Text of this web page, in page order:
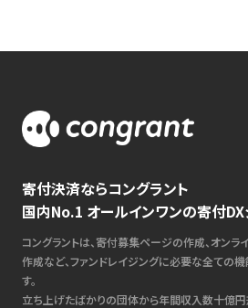
寄付決済ならコングラント
国内No.1 オールインワンの寄付DX
コングラントは、寄付募集ページの作成、オンラ
作成など、ファンドレイジングに必要な全ての
す。
立ち上げたばかりの団体から年間収入数十億